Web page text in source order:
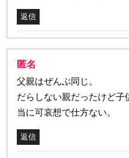
返信
匿名
父親はぜんぶ同じ。
だらしない親だったけど
当に可哀想で仕方ない。
返信